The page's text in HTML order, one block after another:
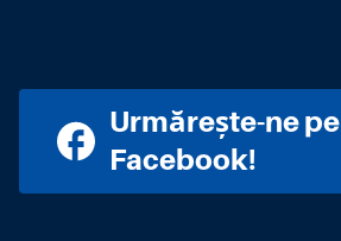
Urmărește-ne pe
Facebook!